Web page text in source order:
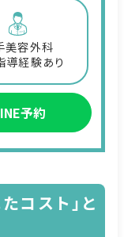
美容外科
導経験あり
予約
コスト」と